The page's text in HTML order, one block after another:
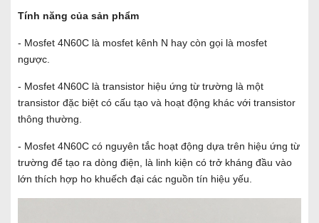
Tính năng của sản phẩm
- Mosfet 4N60C là mosfet kênh N hay còn gọi là mosfet
ngược.
- Mosfet 4N60C là transistor hiệu ứng từ trường là một
transistor đặc biệt có cấu tạo và hoạt động khác với transistor
thông thường.
- Mosfet 4N60C có nguyên tắc hoạt động dựa trên hiệu ứng từ
trường để tạo ra dòng điện, là linh kiện có trở kháng đầu vào
lớn thích hợp ho khuếch đại các nguồn tín hiệu yếu.